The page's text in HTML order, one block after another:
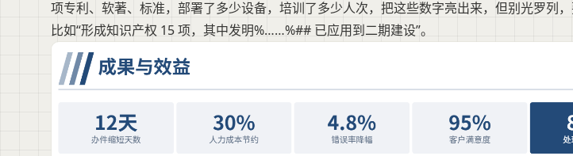
项专利、软著、标准，部署了多少设备，培训了多少人次，把这些数字亮出来，但别光罗列，
比如“形成知识产权 15 项，其中发明%……%## 已应用到二期建设”。